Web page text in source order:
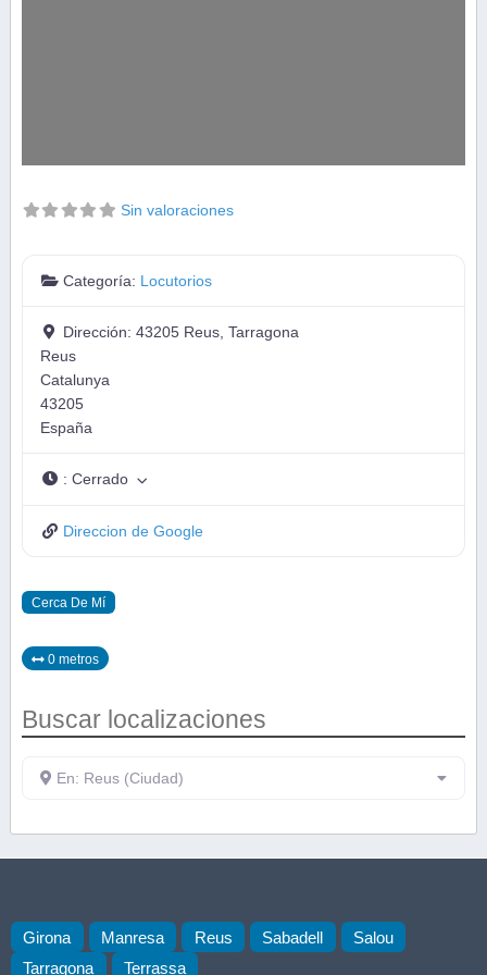
Sin valoraciones
Categoría: Locutorios
Dirección:43205 Reus, Tarragona
Reus
Catalunya
43205
España
:Cerrado
Direccion de Google
Cerca De Mí
0 metros
Buscar localizaciones
En: Reus (Ciudad)
Girona Manresa Reus Sabadell
Salou
Tarragona
Terrassa